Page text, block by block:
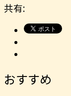
共有:
おすすめ